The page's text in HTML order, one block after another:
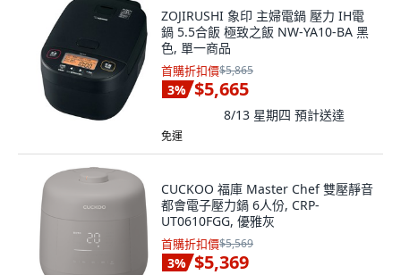
ZOJIRUSHI 象印 主婦電鍋 壓力 IH電
鍋 5.5合飯 極致之飯 NW-YA10-BA 黑
色, 單一商品
首購折扣價$5,865
3% $5,665
8/13 星期四 預計送達
免運
CUCKOO 福庫 Master Chef 雙壓靜音
都會電子壓力鍋 6人份, CRP-
UT0610FGG, 優雅灰
首購折扣價$5,569
3% $5,369